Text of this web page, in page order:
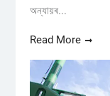
অন্যায়ৰ...
Read More